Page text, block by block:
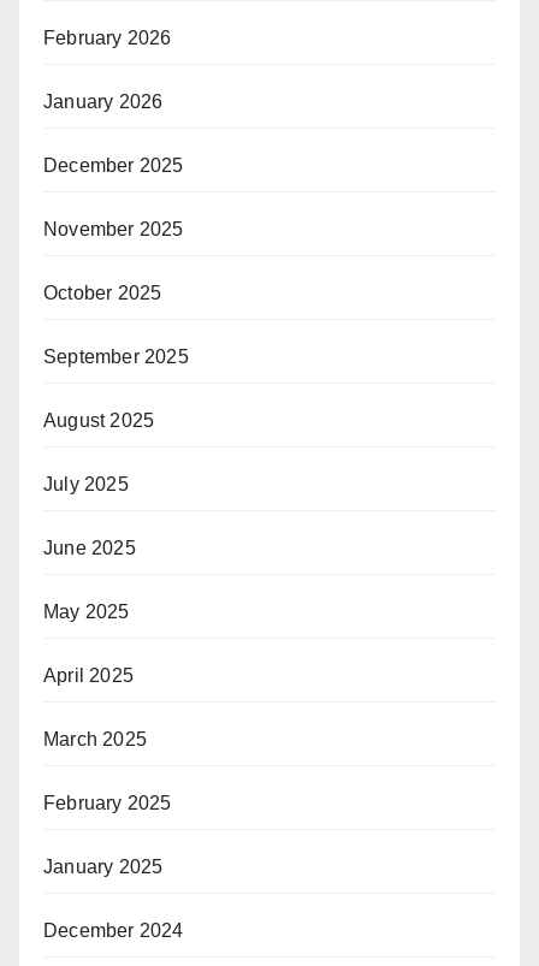
February 2026
January 2026
December 2025
November 2025
October 2025
September 2025
August 2025
July 2025
June 2025
May 2025
April 2025
March 2025
February 2025
January 2025
December 2024